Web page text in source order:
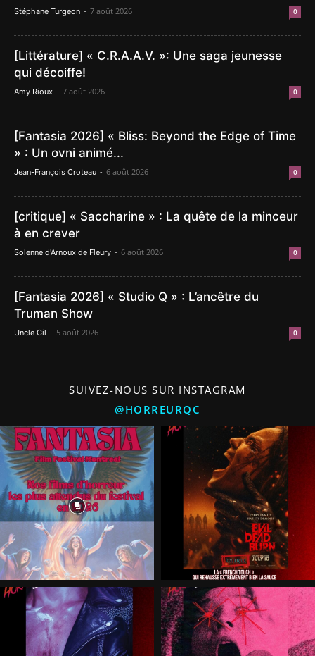
Stéphane Turgeon - 7 août 2026 0
[Littérature] « C.R.A.A.V. »: Une saga jeunesse
qui décoiffe!
Amy Rioux - 7 août 2026 0
[Fantasia 2026] « Bliss: Beyond the Edge of Time
» : Un ovni animé...
Jean-François Croteau - 6 août 2026 0
[critique] « Saccharine » : La quête de la minceur
à en crever
Solenne d'Arnoux de Fleury - 6 août 2026 0
[Fantasia 2026] « Studio Q » : L’ancêtre du
Truman Show
Uncle Gil - 5 août 2026 0
SUIVEZ-NOUS SUR INSTAGRAM
@HORREURQC